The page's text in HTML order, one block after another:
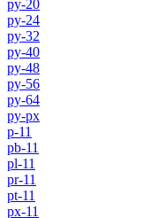
py-20
py-24
py-32
py-40
py-48
py-56
py-64
py-px
p-11
pb-11
pl-11
pr-11
pt-11
px-11